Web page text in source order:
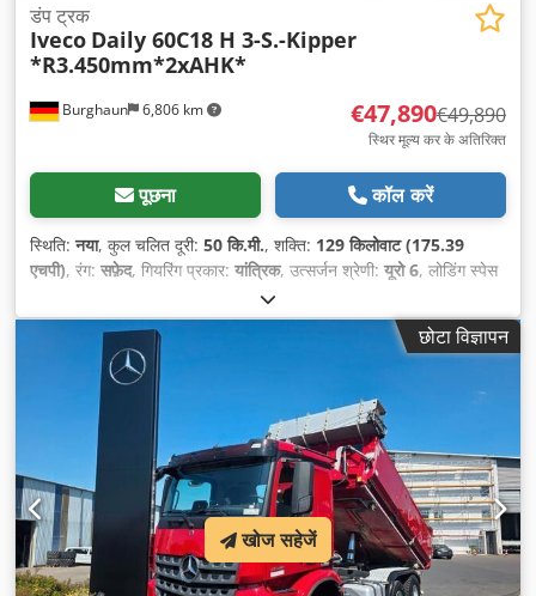
Burghaun 6,806 km
डंप ट्रक
Iveco Daily 60C18 H 3-S.-Kipper
*R3.450mm*2xAHK*
€47,890€49,890
स्थिर मूल्य कर के अतिरिक्त
पूछना कॉल करें
स्थिति:नया, कुल चलित दूरी: 50 कि.मी., शक्ति: 129 किलोवाट (175.39
एचपी), रंग: सफ़ेद, गियरिंग प्रकार: यांत्रिक, उत्सर्जन श्रेणी: यूरो 6, लोडिंग स्पेस
, लोडिंग स्पेस की चौड़ाई:
ऊँचाई:3,500 मिमी, उपकरण:एबीएस, एयर कंडीशनिंग, केंद्रीय लॉकिंग, पावर
असिस्टेड स्टीयरिंग
छोटा विज्ञापन
खोज सहेजें